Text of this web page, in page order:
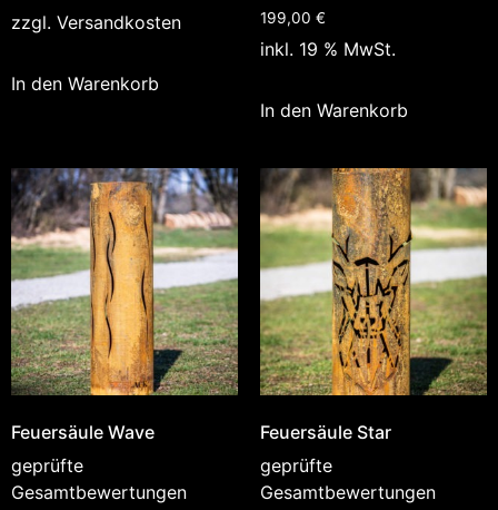
zzgl. Versandkosten
In den Warenkorb
199,00 €
inkl. 19 % MwSt.
In den Warenkorb
Feuersäule Wave
geprüfte
Gesamtbewertungen
Feuersäule Star
geprüfte
Gesamtbewertungen